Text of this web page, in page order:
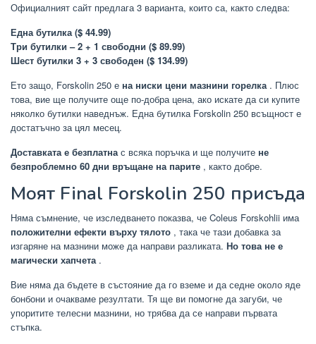
Официалният сайт предлага 3 варианта, които са, както следва:
Една бутилка ($ 44.99)
Три бутилки – 2 + 1 свободни ($ 89.99)
Шест бутилки 3 + 3 свободен ($ 134.99)
Ето защо, Forskolin 250 е на ниски цени мазнини горелка. Плюс
това, вие ще получите още по-добра цена, ако искате да си купите
няколко бутилки наведнъж. Една бутилка Forskolin 250 всъщност е
достатъчно за цял месец.
Доставката е безплатнас всяка поръчка и ще получите не
безпроблемно 60 дни връщане на парите , както добре.
Моят Final Forskolin 250 присъда
Няма съмнение, че изследването показва, че Coleus Forskohlii има
положителни ефекти върху тялото , така че тази добавка за
изгаряне на мазнини може да направи разликата. Но това не е
магически хапчета.
Вие няма да бъдете в състояние да го вземе и да седне около яде
бонбони и очакваме резултати. Тя ще ви помогне да загуби, че
упоритите телесни мазнини, но трябва да се направи първата
стъпка.